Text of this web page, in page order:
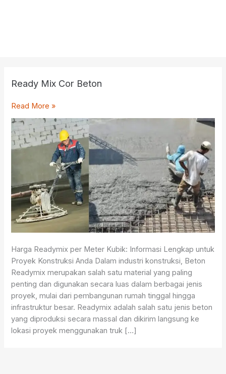
Ready Mix Cor Beton
Ready
Mix
Cor
Beton
Read More »
Harga Readymix per Meter Kubik: Informasi Lengkap untuk
Proyek Konstruksi Anda Dalam industri konstruksi, Beton
Readymix merupakan salah satu material yang paling
penting dan digunakan secara luas dalam berbagai jenis
proyek, mulai dari pembangunan rumah tinggal hingga
infrastruktur besar. Readymix adalah salah satu jenis beton
yang diproduksi secara massal dan dikirim langsung ke
lokasi proyek menggunakan truk […]